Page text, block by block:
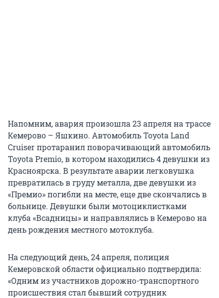
Напомним, авария произошла 23 апреля на трассе
Кемерово – Яшкино. Автомобиль Toyota Land
Cruiser протаранил поворачивающий автомобиль
Toyota Premio, в котором находились 4 девушки из
Красноярска. В результате аварии легковушка
превратилась в груду металла, две девушки из
«Премио» погибли на месте, еще две скончались в
больнице. Девушки были мотоциклистками
клуба «Всадницы» и направлялись в Кемерово на
день рождения местного мотоклуба.
На следующий день, 24 апреля, полиция
Кемеровской области официально подтвердила:
«Одним из участников дорожно-транспортного
происшествия стал бывший сотрудник